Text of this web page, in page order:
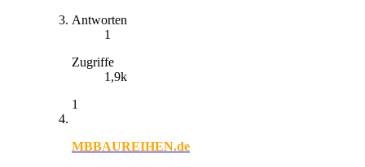
Antworten
1
Zugriffe
1,9k
1
MBBAUREIHEN.de